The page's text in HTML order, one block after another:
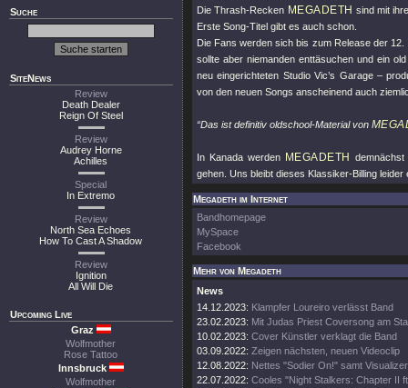
Suche
SiteNews
Review
Death Dealer
Reign Of Steel
Review
Audrey Horne
Achilles
Special
In Extremo
Review
North Sea Echoes
How To Cast A Shadow
Review
Ignition
All Will Die
Upcoming Live
Graz
Wolfmother
Rose Tattoo
Innsbruck
Wolfmother
Die Thrash-Recken MEGADETH sind mit
Erste Song-Titel gibt es auch schon.
Die Fans werden sich bis zum Release der 12.
sollte aber niemanden enttäsuchen und ein
neu eingerichteten Studio Vic’s Garage –
von den neuen Songs anscheinend auch
“Das ist definitiv oldschool-Material von
In Kanada werden MEGADETH
gehen. Uns bleibt dieses Klassiker-Billing leider
Megadeth im Internet
Bandhomepage
MySpace
Facebook
Mehr von Megadeth
News
14.12.2023: Klampfer Loureiro verlässt Band
23.02.2023: Mit Judas Priest Coversong am
10.02.2023: Cover Künstler verklagt die Band
03.09.2022: Zeigen nächsten, neuen Videoclip
12.08.2022: Nettes "Sodier On!" samt Visualizer
22.07.2022: Cooles "Night Stalkers: Chapter II